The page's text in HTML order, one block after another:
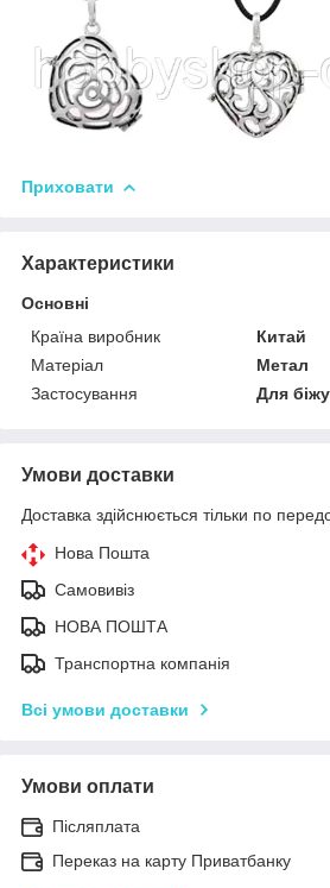
Приховати
Характеристики
Основні
Країна виробник
Китай
Матеріал
Метал
Застосування
Для
Умови доставки
Доставка здійснюється тільки по
Нова Пошта
Самовивіз
НОВА ПОШТА
Транспортна компанія
Всі умови доставки
Умови оплати
Післяплата
Переказ на карту Приватбанку